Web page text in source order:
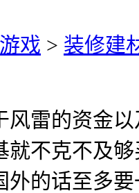
戏 > 装修建
的资金以
不克不及
的话至多